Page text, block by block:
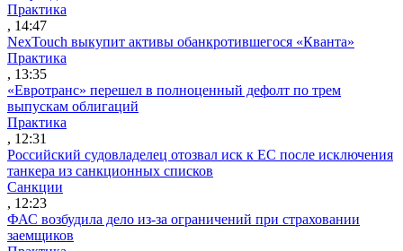
Практика
, 14:47
NexTouch выкупит активы обанкротившегося «Кванта»
Практика
, 13:35
«Евротранс» перешел в полноценный дефолт по трем
выпускам облигаций
Практика
, 12:31
Российский судовладелец отозвал иск к ЕС после исключения
танкера из санкционных списков
Санкции
, 12:23
ФАС возбудила дело из-за ограничений при страховании
заемщиков